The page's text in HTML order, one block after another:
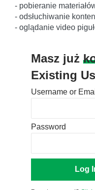
- pobieranie
- odsłuchiwanie
- oglądanie video
Masz już
Existing
Username or
Password